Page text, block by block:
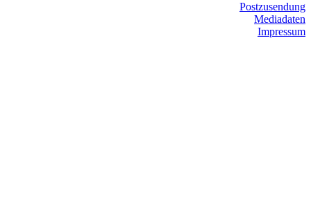
Postzusendung
Mediadaten
Impressum